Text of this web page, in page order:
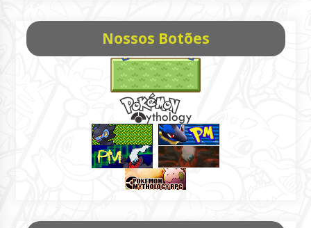
Nossos Botões